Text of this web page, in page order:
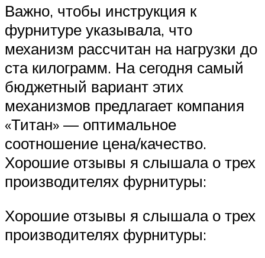
Важно, чтобы инструкция к
фурнитуре указывала, что
механизм рассчитан на нагрузки до
ста килограмм. На сегодня самый
бюджетный вариант этих
механизмов предлагает компания
«Титан» — оптимальное
соотношение цена/качество.
Хорошие отзывы я слышала о трех
производителях фурнитуры:
Хорошие отзывы я слышала о трех
производителях фурнитуры: